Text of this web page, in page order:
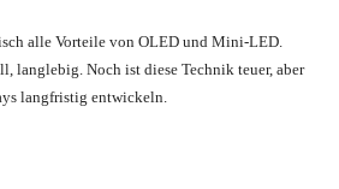
alle Vorteile von OLED und Mini-LED.
langlebig. Noch ist diese Technik teuer, aber
langfristig entwickeln.